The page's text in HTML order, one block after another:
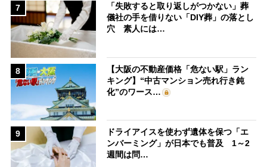
7
「失敗すると取り返しがつかない」葬
儀社の手を借りない「DIY葬」の落とし
穴 素人には…
8
【大阪の不動産価格「危ない駅」ラン
キング】“中古マンション売れ行き鈍
化”のワース…
9
ドライアイスを使わず遺体を保つ「エ
ンバーミング」が日本でも普及 1～2
週間は問…